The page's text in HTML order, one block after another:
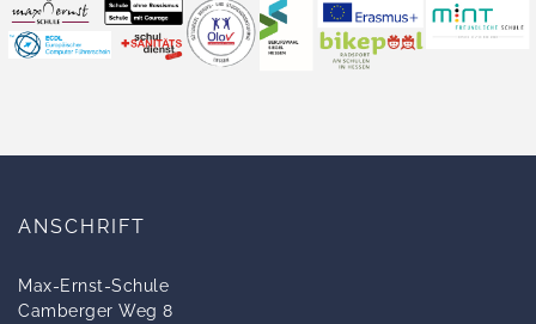
ANSCHRIFT
Max-Ernst-Schule
Camberger Weg 8